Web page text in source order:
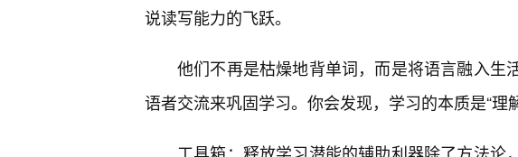
说读写能力的飞跃。
他们不再是枯燥地背单词，而是将语言融入生
语者交流来巩固学习。你会发现，学习的本质是“理解
工具箱：释放学习潜能的辅助利器除了方法论